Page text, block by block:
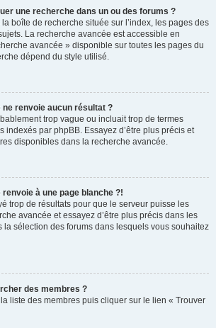
une recherche dans un ou des forums ?
boîte de recherche située sur l’index, les pages des
La recherche avancée est accessible en
avancée » disponible sur toutes les pages du
dépend du style utilisé.
renvoie aucun résultat ?
trop vague ou incluait trop de termes
indexés par phpBB. Essayez d’être plus précis et
disponibles dans la recherche avancée.
à une page blanche ?!
trop de résultats pour que le serveur puisse les
avancée et essayez d’être plus précis dans les
la sélection des forums dans lesquels vous souhaitez
des membres ?
liste des membres puis cliquer sur le lien « Trouver